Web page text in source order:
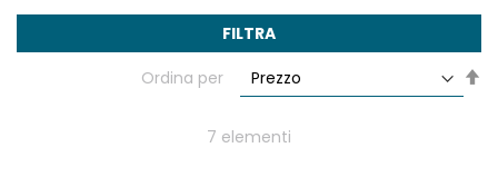
7 elementi
Ordina per
FILTRA